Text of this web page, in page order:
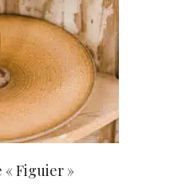
PANIER
« Figuier »